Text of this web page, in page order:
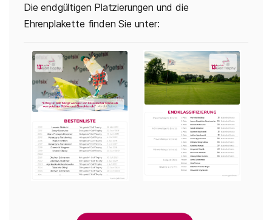
Die endgültigen Platzierungen und die
Ehrenplakette finden Sie unter: